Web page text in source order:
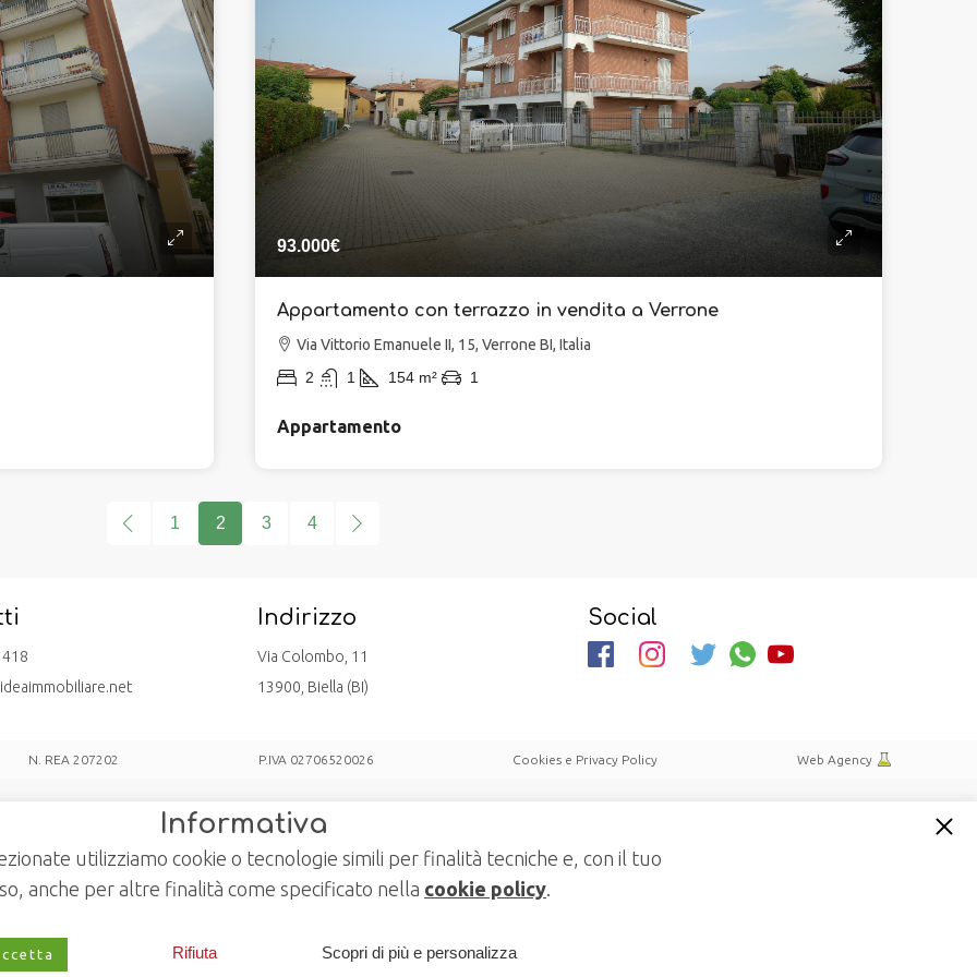
93.000€
Appartamento con terrazzo in vendita a Verrone
Via Vittorio Emanuele II, 15, Verrone BI, Italia
2
1 154 m² 1
Appartamento
1 2 3 4
Indirizzo
Via Colombo, 11
13900, Biella (BI)
Social
N. REA 207202 P.IVA 02706520026 Cookies e Privacy Policy Web Agency
Informativa
utilizziamo cookie o tecnologie simili per finalità tecniche e, con il tuo
anche per altre finalità come specificato nella cookie policy
Rifiuta Scopri di più e personalizza